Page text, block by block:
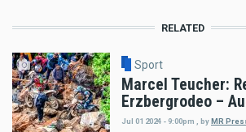
RELATED
Sport
Marcel Teucher:
Erzbergrodeo –
Jul 01 2024 - 9:00pm , byMR